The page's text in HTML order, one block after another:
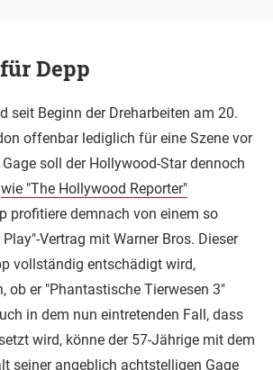
Depp
seit Beginn der Dreharbeiten am 20.
offenbar lediglich für eine Szene vor
soll der Hollywood-Star dennoch
wie "The Hollywood Reporter"
profitiere demnach von einem so
Vertrag mit Warner Bros. Dieser
vollständig entschädigt wird,
ob er "Phantastische Tierwesen 3"
in dem nun eintretenden Fall, dass
wird, könne der 57-Jährige mit dem
seiner angeblich achtstelligen Gage